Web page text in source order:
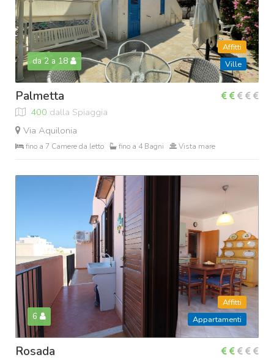
da 2 a 18
Affitti
Ville
Palmetta
400 dalla Spiaggia
Via Aquilonia
fino a 7 Camere da letto fino a 4 Bagni Vista mare
6
Affitti
Appartamenti
Rosada